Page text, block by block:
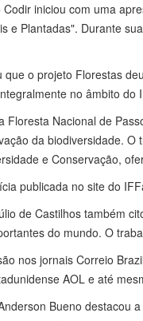
iniciou com uma
e Plantadas". Durante
que o projeto Florestas
no âmbito
Floresta Nacional de
da biodiversidade. O
e Conservação,
publicada no site do
de Castilhos também
do mundo. O
nos jornais Correio
AOL e até
Bueno destacou